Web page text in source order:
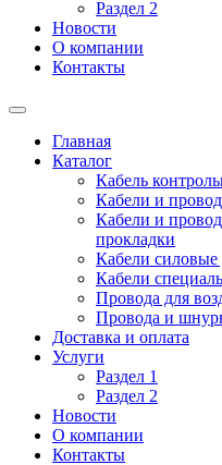
Раздел 2
Новости
О компании
Контакты
Главная
Каталог
Кабель
Кабели и
Кабели и
прокладки
Кабели силовые
Кабели
Провода для
Провода и
Доставка и оплата
Услуги
Раздел 1
Раздел 2
Новости
О компании
Контакты